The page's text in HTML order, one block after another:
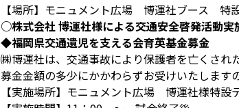
【場所】モニュメント広場 博運社ブース 特
○株式会社 博運社様による交通安全啓発活動実
◆福岡県交通遺児を支える会育英基金募金
㈱博運社は、交通事故により保護者を亡くされ
募金金額の多少にかかわらずお受けいたします
【実施場所】モニュメント広場 博運社様特設